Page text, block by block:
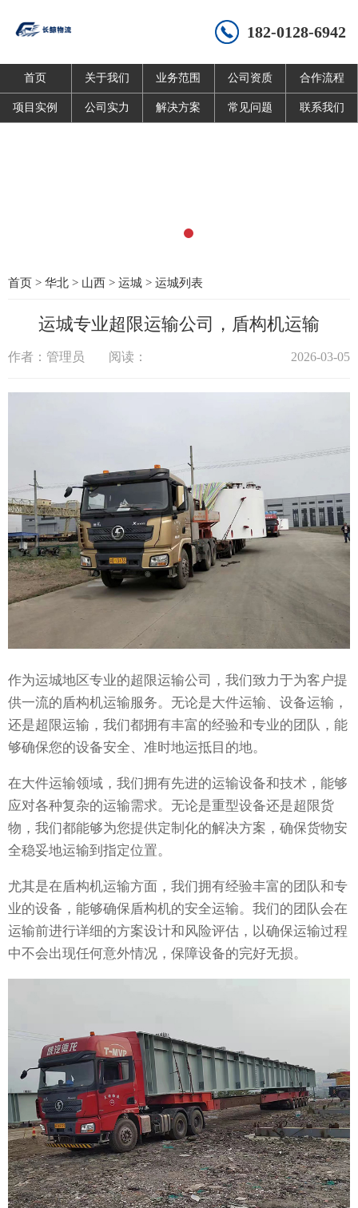
182-0128-6942
首页 关于我们 业务范围 公司资质 合作流程
项目实例 公司实力 解决方案 常见问题 联系我们
首页 > 华北 > 山西 > 运城 > 运城列表
运城专业超限运输公司，盾构机运输
作者：管理员 阅读： 2026-03-05
作为运城地区专业的超限运输公司，我们致力于为客户提
供一流的盾构机运输服务。无论是大件运输、设备运输，
还是超限运输，我们都拥有丰富的经验和专业的团队，能
够确保您的设备安全、准时地运抵目的地。
在大件运输领域，我们拥有先进的运输设备和技术，能够
应对各种复杂的运输需求。无论是重型设备还是超限货
物，我们都能够为您提供定制化的解决方案，确保货物安
全稳妥地运输到指定位置。
尤其是在盾构机运输方面，我们拥有经验丰富的团队和专
业的设备，能够确保盾构机的安全运输。我们的团队会在
运输前进行详细的方案设计和风险评估，以确保运输过程
中不会出现任何意外情况，保障设备的完好无损。